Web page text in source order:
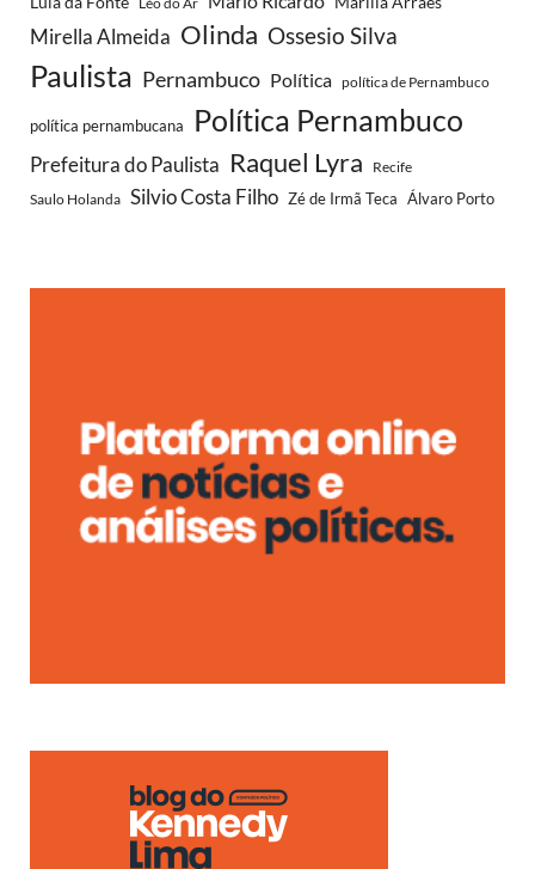
Mirella Almeida Olinda Ossesio Silva
Paulista Pernambuco Política política de Pernambuco
política pernambucana Política Pernambuco
Prefeitura do Paulista Raquel Lyra
Recife
Saulo Holanda Silvio Costa Filho Zé de Irmã Teca Álvaro Porto